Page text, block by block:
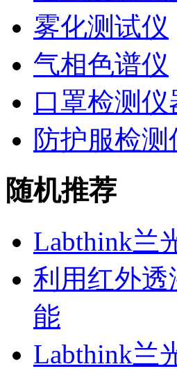
雾化测试仪
气相色谱仪
口罩检测仪
防护服检测
随机推荐
Labthink兰
利用红外透
能
Labthink兰